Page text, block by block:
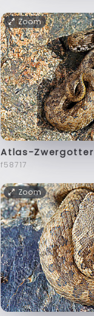
Zoom
Atlas-Zwergotter
f58717
Zoom